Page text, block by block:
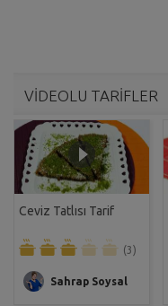
VİDEOLU TARİFLER
Ceviz Tatlısı Tarif
(3)
Sahrap Soysal